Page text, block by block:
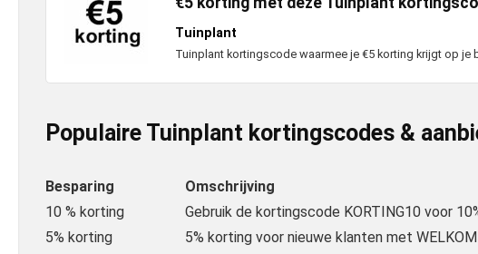
Tuinplant
Tuinplant kortingscode waarmee je €5 korting krijgt op je
Populaire Tuinplant kortingscodes &
Besparing Omschrijving
10 % korting
Gebruik de kortingscode KORTING10 voor
5% korting
5% korting voor nieuwe klanten met